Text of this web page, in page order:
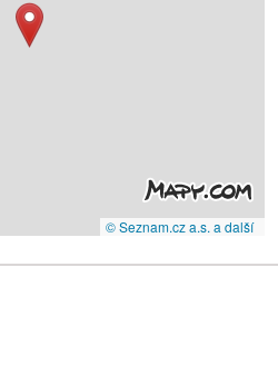
© Seznam.cz a.s. a další